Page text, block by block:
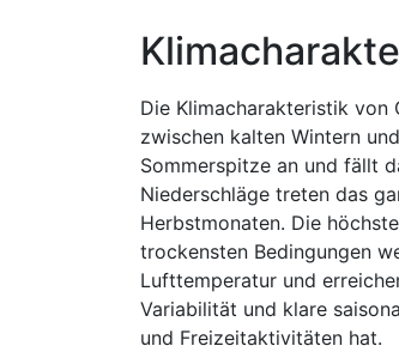
Die Klimacharakteristik von
zwischen kalten Wintern
Sommerspitze an und fällt
Niederschläge treten das
Herbstmonaten. Die
trockensten Bedingungen
Lufttemperatur und
Variabilität und klare
und Freizeitaktivitäten hat.